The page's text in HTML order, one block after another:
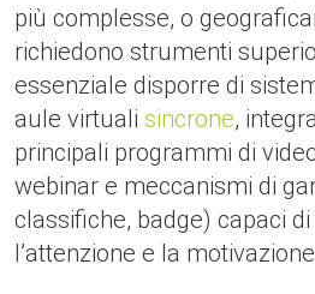
più complesse, o
richiedono strumenti
essenziale disporre di
aule virtuali sincrone,
principali programmi di
webinar e meccanismi di
classifiche, badge) capaci
l’attenzione e la